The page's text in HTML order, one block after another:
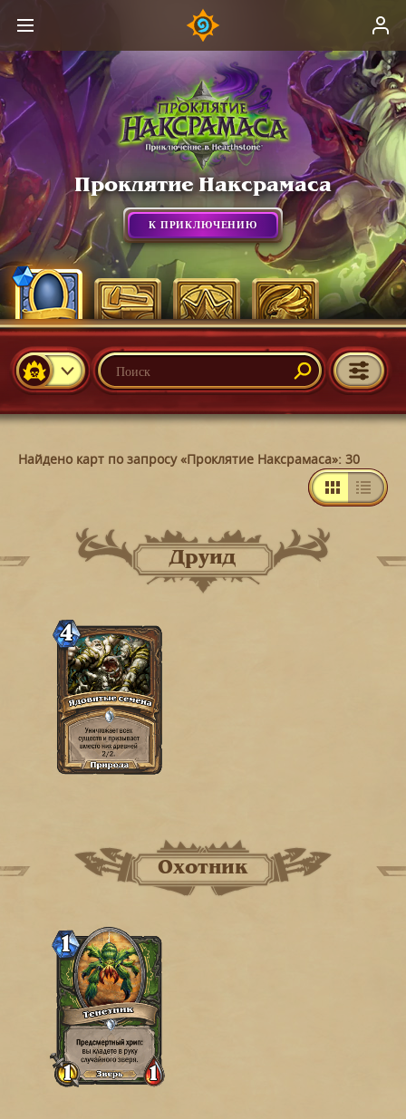
Проклятие Наксрамаса
К ПРИКЛЮЧЕНИЮ
Найдено карт по запросу «Проклятие Наксрамаса»: 30
Друид
Охотник